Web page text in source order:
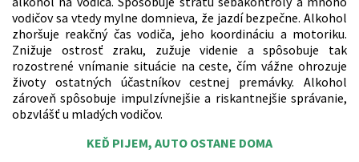
vodičov sa vtedy mylne domnieva, že jazdí bezpečne. Alkohol
zhoršuje reakčný čas vodiča, jeho koordináciu a motoriku.
Znižuje ostrosť zraku, zužuje videnie a spôsobuje tak
rozostrené vnímanie situácie na ceste, čím vážne ohrozuje
životy ostatných účastníkov cestnej premávky. Alkohol
zároveň spôsobuje impulzívnejšie a riskantnejšie správanie,
obzvlášť u mladých vodičov.
KEĎ PIJEM, AUTO OSTANE DOMA